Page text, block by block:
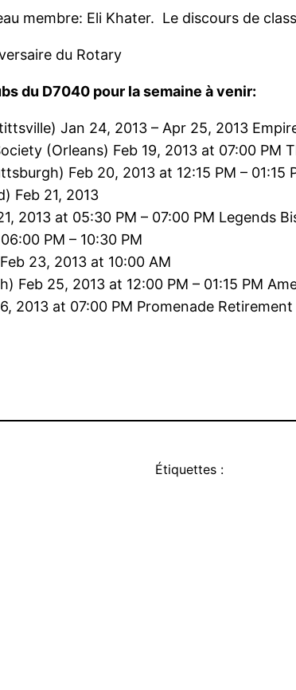
membre: Eli Khater. Le discours de
du Rotary
du D7040 pour la semaine à venir:
Jan 24, 2013 – Apr 25, 2013
(Orleans) Feb 19, 2013 at 07:00 PM
Feb 20, 2013 at 12:15 PM –
Feb 21, 2013
2013 at 05:30 PM – 07:00 PM Legends
PM – 10:30 PM
Feb 23, 2013 at 10:00 AM
Feb 25, 2013 at 12:00 PM – 01:15 PM
2013 at 07:00 PM Promenade
Étiquettes :